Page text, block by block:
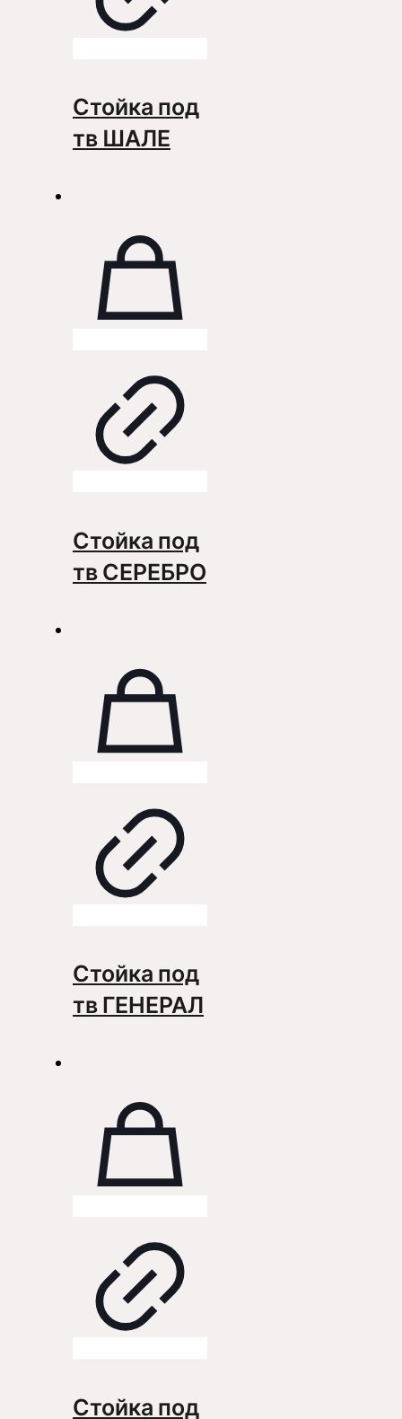
Стойка под
тв ШАЛЕ
Стойка под
тв СЕРЕБРО
Стойка под
тв ГЕНЕРАЛ
Стойка под